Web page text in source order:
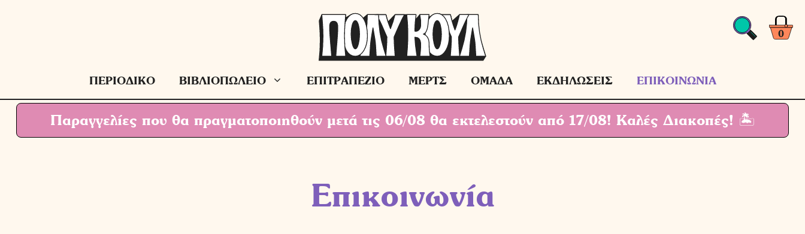
0
ΠΕΡΙΟΔΙΚΟ ΒΙΒΛΙΟΠΩΛΕΙΟ ΕΠΙΤΡΑΠΕΖΙΟ ΜΕΡΤΣ ΟΜΑΔΑ ΕΚΔΗΛΩΣΕΙΣ ΕΠΙΚΟΙΝΩΝΙΑ
Παραγγελίες που θα πραγματοποιηθούν μετά τις 06/08 θα εκτελεστούν από 17/08! Καλές Διακοπές! 🏝
Επικοινωνία